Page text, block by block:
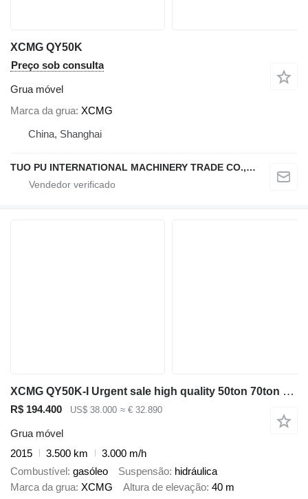
XCMG QY50K
Preço sob consulta
Grua móvel
Marca da grua XCMG
China, Shanghai
TUO PU INTERNATIONAL MACHINERY TRADE CO., LTD
XCMG QY50K-I Urgent sale high quality 50ton 70ton 100ton crane
R$ 194.400 US$ 38.000 ≈ € 32.890
Grua móvel
2015
3.500 km
3.000 m/h
Combustível gasóleo Suspensão hidráulica
Marca da grua XCMG Altura de elevação 40 m